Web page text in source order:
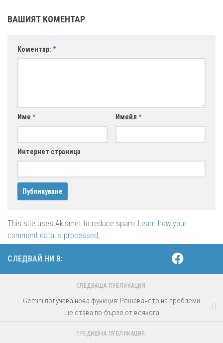
ВАШИЯТ КОМЕНТАР
Коментар: *
Име * Имейл *
Интернет страница
This site uses Akismet to reduce spam. Learn how your
comment data is processed.
СЛЕДВАЙ НИ В:
СЛЕДВАЩА ПУБЛИКАЦИЯ
Gemini получава нова функция: Решаването на проблеми
ще става по-бързо от всякога
ПРЕДИШНА ПУБЛИКАЦИЯ